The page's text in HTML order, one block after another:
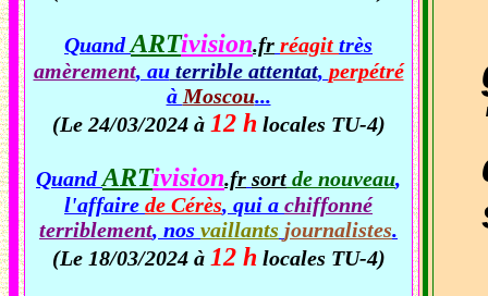
QuandARTivision.fr réagit très
amèrement, auterrible attentat, perpétré
à Moscou...
(Le 24/03/2024 à 12 h locales TU-4)
QuandARTivision.fr sort de nouveau,
l'affaire de Cérès, qui a chiffonné
terriblement, nos vaillants journalistes.
(Le 18/03/2024 à 12 h locales TU-4)